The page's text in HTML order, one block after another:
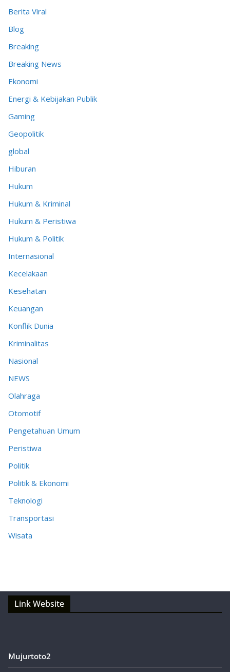
Berita Viral
Blog
Breaking
Breaking News
Ekonomi
Energi & Kebijakan Publik
Gaming
Geopolitik
global
Hiburan
Hukum
Hukum & Kriminal
Hukum & Peristiwa
Hukum & Politik
Internasional
Kecelakaan
Kesehatan
Keuangan
Konflik Dunia
Kriminalitas
Nasional
NEWS
Olahraga
Otomotif
Pengetahuan Umum
Peristiwa
Politik
Politik & Ekonomi
Teknologi
Transportasi
Wisata
Link Website
Mujurtoto2